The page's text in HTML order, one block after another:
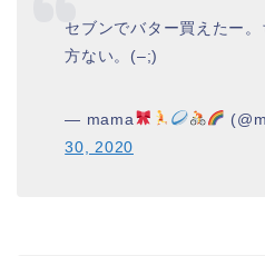
セブンでバター買えたー
方ない。(–;)
— mama
30, 2020